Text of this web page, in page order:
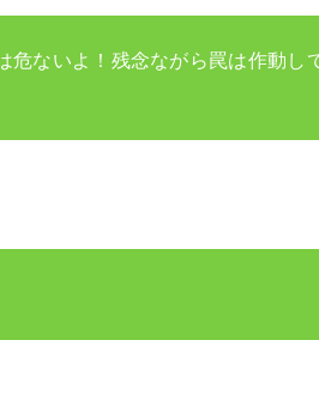
危ないよ！残念ながら罠は作動し